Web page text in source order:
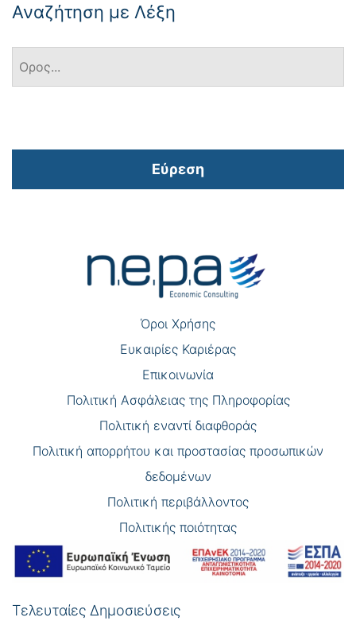
Αναζήτηση με Λέξη
Εύρεση
Όροι Χρήσης
Eυκαιρίες Καριέρας
Επικοινωνία
Πολιτική Ασφάλειας της Πληροφορίας
Πολιτική εναντί διαφθοράς
Πολιτική απορρήτου και προστασίας προσωπικών
δεδομένων
Πολιτική περιβάλλοντος
Πολιτικής ποιότητας
Τελευταίες Δημοσιεύσεις